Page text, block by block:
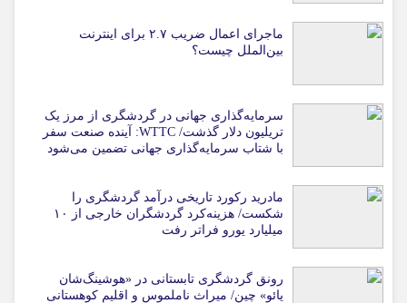
ماجرای اعمال ضریب ۲.۷ برای اینترنت
بین‌الملل چیست؟
سرمایه‌گذاری جهانی در گردشگری از مرز یک
تریلیون دلار گذشت/ WTTC: آینده صنعت سفر
با شتاب سرمایه‌گذاری جهانی تضمین می‌شود
مادرید رکورد تاریخی درآمد گردشگری را
شکست/ هزینه‌کرد گردشگران خارجی از ۱۰
میلیارد یورو فراتر رفت
رونق گردشگری تابستانی در «هوشینگ‌شان
یائو» چین/ میراث ناملموس و اقلیم کوهستانی